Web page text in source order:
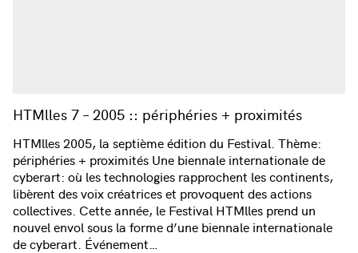
HTMlles 7 – 2005 :: périphéries + proximités
HTMlles 2005, la septième édition du Festival. Thème:
périphéries + proximités Une biennale internationale de
cyberart: où les technologies rapprochent les continents,
libèrent des voix créatrices et provoquent des actions
collectives. Cette année, le Festival HTMlles prend un
nouvel envol sous la forme d’une biennale internationale
de cyberart. Événement…